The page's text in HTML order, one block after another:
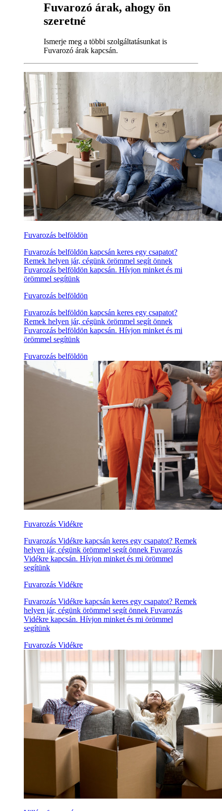
Fuvarozó árak, ahogy ön
szeretné
Ismerje meg a többi szolgáltatásunkat is
Fuvarozó árak kapcsán.
Fuvarozás belföldön
Fuvarozás belföldön kapcsán keres egy csapatot?
Remek helyen jár, cégünk örömmel segít önnek
Fuvarozás belföldön kapcsán. Hívjon minket és mi
örömmel segítünk
Fuvarozás belföldön
Fuvarozás belföldön kapcsán keres egy csapatot?
Remek helyen jár, cégünk örömmel segít önnek
Fuvarozás belföldön kapcsán. Hívjon minket és mi
örömmel segítünk
Fuvarozás belföldön
Fuvarozás Vidékre
Fuvarozás Vidékre kapcsán keres egy csapatot? Remek
helyen jár, cégünk örömmel segít önnek Fuvarozás
Vidékre kapcsán. Hívjon minket és mi örömmel
segítünk
Fuvarozás Vidékre
Fuvarozás Vidékre kapcsán keres egy csapatot? Remek
helyen jár, cégünk örömmel segít önnek Fuvarozás
Vidékre kapcsán. Hívjon minket és mi örömmel
segítünk
Fuvarozás Vidékre